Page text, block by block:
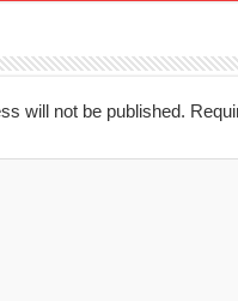
will not be published.